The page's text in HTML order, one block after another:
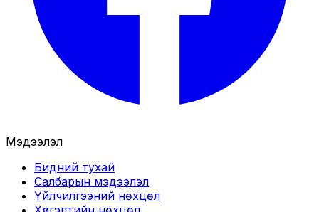
Мэдээлэл
Бидний тухай
Салбарын мэдээлэл
Үйлчилгээний нөхцөл